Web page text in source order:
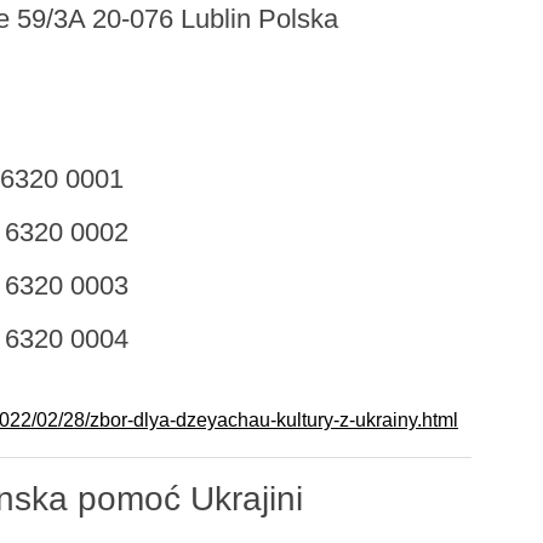
59/3A 20-076 Lublin Polska
0001
0002
0003
0004
02/28/zbor-dlya-dzeyachau-kultury-z-ukrainy.html
pomoć Ukrajini